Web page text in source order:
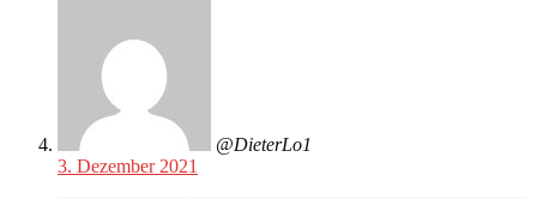
@DieterLo1
3. Dezember 2021